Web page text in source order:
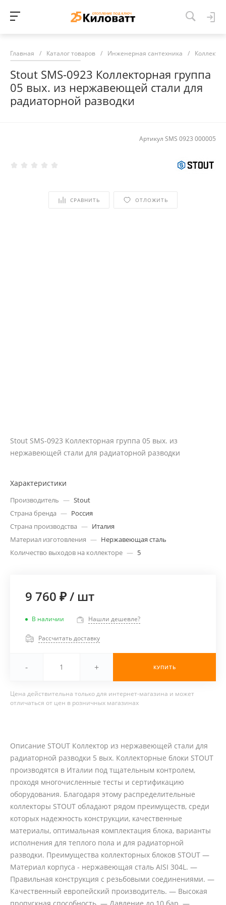
Главная / Каталог товаров / Инженерная сантехника /
Stout SMS-0923 Коллекторная группа
05 вых. из нержавеющей стали для
радиаторной разводки
Артикул SMS 0923 000005
СРАВНИТЬ ОТЛОЖИТЬ
Stout SMS-0923 Коллекторная группа 05 вых. из
нержавеющей стали для радиаторной разводки
Характеристики
Производитель — Stout
Страна бренда — Россия
Страна производства — Италия
Материал изготовления — Нержавеющая сталь
Количество выходов на коллекторе — 5
9 760 ₽/ шт
В наличии Нашли дешевле?
Рассчитать доставку
- + КУПИТЬ
Цена действительна только для интернет-магазина и может
отличаться от цен в розничных магазинах
Описание STOUT Коллектор из нержавеющей стали для
радиаторной разводки 5 вых. Коллекторные блоки STOUT
производятся в Италии под тщательным контролем,
проходя многочисленные тесты и сертификацию
оборудования. Благодаря этому распределительные
коллекторы STOUT обладают рядом преимуществ, среди
которых надежность конструкции, качественные
материалы, оптимальная комплектация блока, варианты
исполнения для теплого пола и для радиаторной
разводки. Преимущества коллекторных блоков STOUT —
Материал корпуса - нержавеющая сталь AISI 304L. —
Правильная конструкция с резьбовыми соединениями. —
Качественный европейский производитель. — Высокая